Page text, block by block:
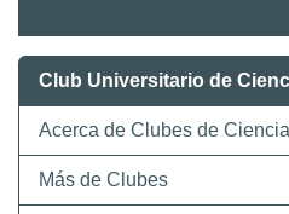
Club Universitario de
Acerca de Clubes de Ciencia
Más de Clubes